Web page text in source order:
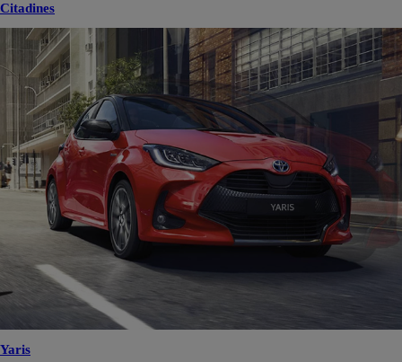
Citadines
Yaris